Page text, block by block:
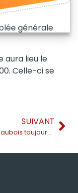
générale
aura lieu le
Celle-ci se
SUIVANT
Les tireurs aubois toujours plus nombreux, mais…